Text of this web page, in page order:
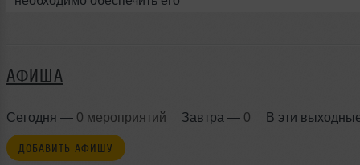
АФИША
Сегодня — 0 мероприятий Завтра — 0 В эти
ДОБАВИТЬ АФИШУ